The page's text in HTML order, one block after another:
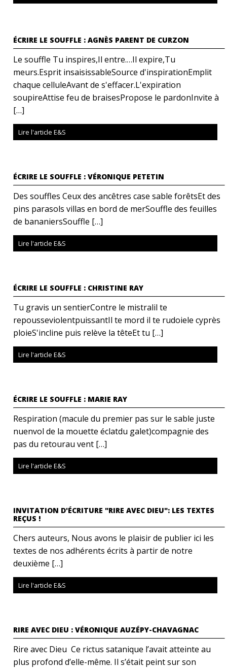
ÉCRIRE LE SOUFFLE : AGNÈS PARENT DE CURZON
Le souffle Tu inspires,Il entre.…Il expire,Tu
meurs.Esprit insaisissableSource d'inspirationEmplit
chaque celluleAvant de s'effacer.L'expiration
soupireAttise feu de braisesPropose le pardonInvite à
[…]
Lire l'article E&S
ÉCRIRE LE SOUFFLE : VÉRONIQUE PETETIN
Des souffles Ceux des ancêtres case sable forêtsEt des
pins parasols villas en bord de merSouffle des feuilles
de bananiersSouffle […]
Lire l'article E&S
ÉCRIRE LE SOUFFLE : CHRISTINE RAY
Tu gravis un sentierContre le mistralil te
repousseviolentpuissantIl te mord il te rudoiele cyprès
ploieS'incline puis relève la têteEt tu […]
Lire l'article E&S
ÉCRIRE LE SOUFFLE : MARIE RAY
Respiration (macule du premier pas sur le sable juste
nuenvol de la mouette éclatdu galet)compagnie des
pas du retourau vent […]
Lire l'article E&S
INVITATION D'ÉCRITURE "RIRE AVEC DIEU": LES TEXTES
REÇUS !
Chers auteurs, Nous avons le plaisir de publier ici les
textes de nos adhérents écrits à partir de notre
deuxième […]
Lire l'article E&S
RIRE AVEC DIEU : VÉRONIQUE AUZÉPY-CHAVAGNAC
Rire avec Dieu Ce rictus satanique l’avait atteinte au
plus profond d’elle-même. Il s’était peint sur son